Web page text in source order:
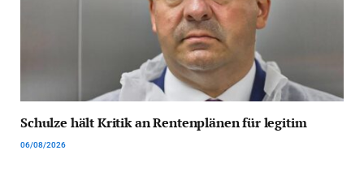
Schulze hält Kritik an Rentenplänen für legitim
06/08/2026